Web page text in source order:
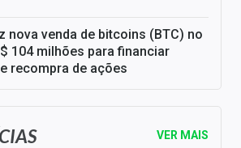
nova venda de bitcoins (BTC) no
104 milhões para financiar
recompra de ações
VER MAIS